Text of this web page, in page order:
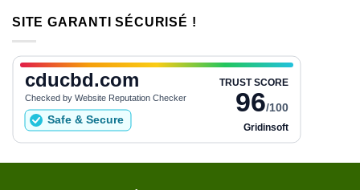
SITE GARANTI SÉCURISÉ !